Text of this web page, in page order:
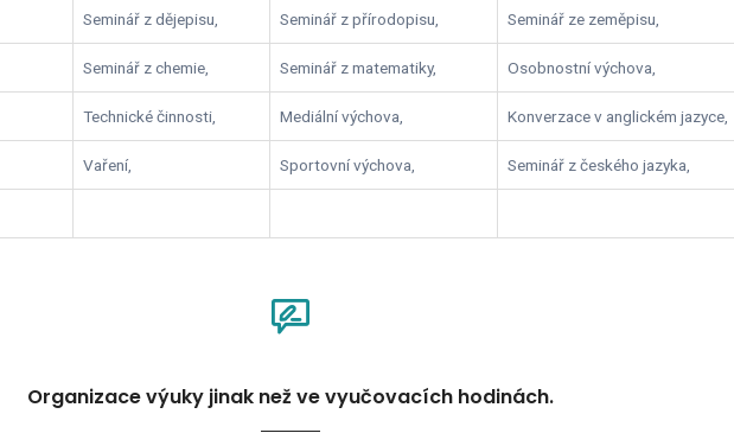
Seminář z dějepisu, Seminář z přírodopisu, Seminář ze zeměpisu,
Seminář z chemie, Seminář z matematiky, Osobnostní výchova,
Technické činnosti, Mediální výchova, Konverzace v anglickém jazyce,
Vaření, Sportovní výchova, Seminář z českého jazyka,
Organizace výuky jinak než ve vyučovacích hodinách.